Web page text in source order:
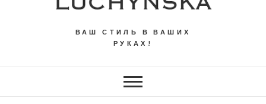
ВАШ СТИЛЬ В ВАШИХ
РУКАХ!